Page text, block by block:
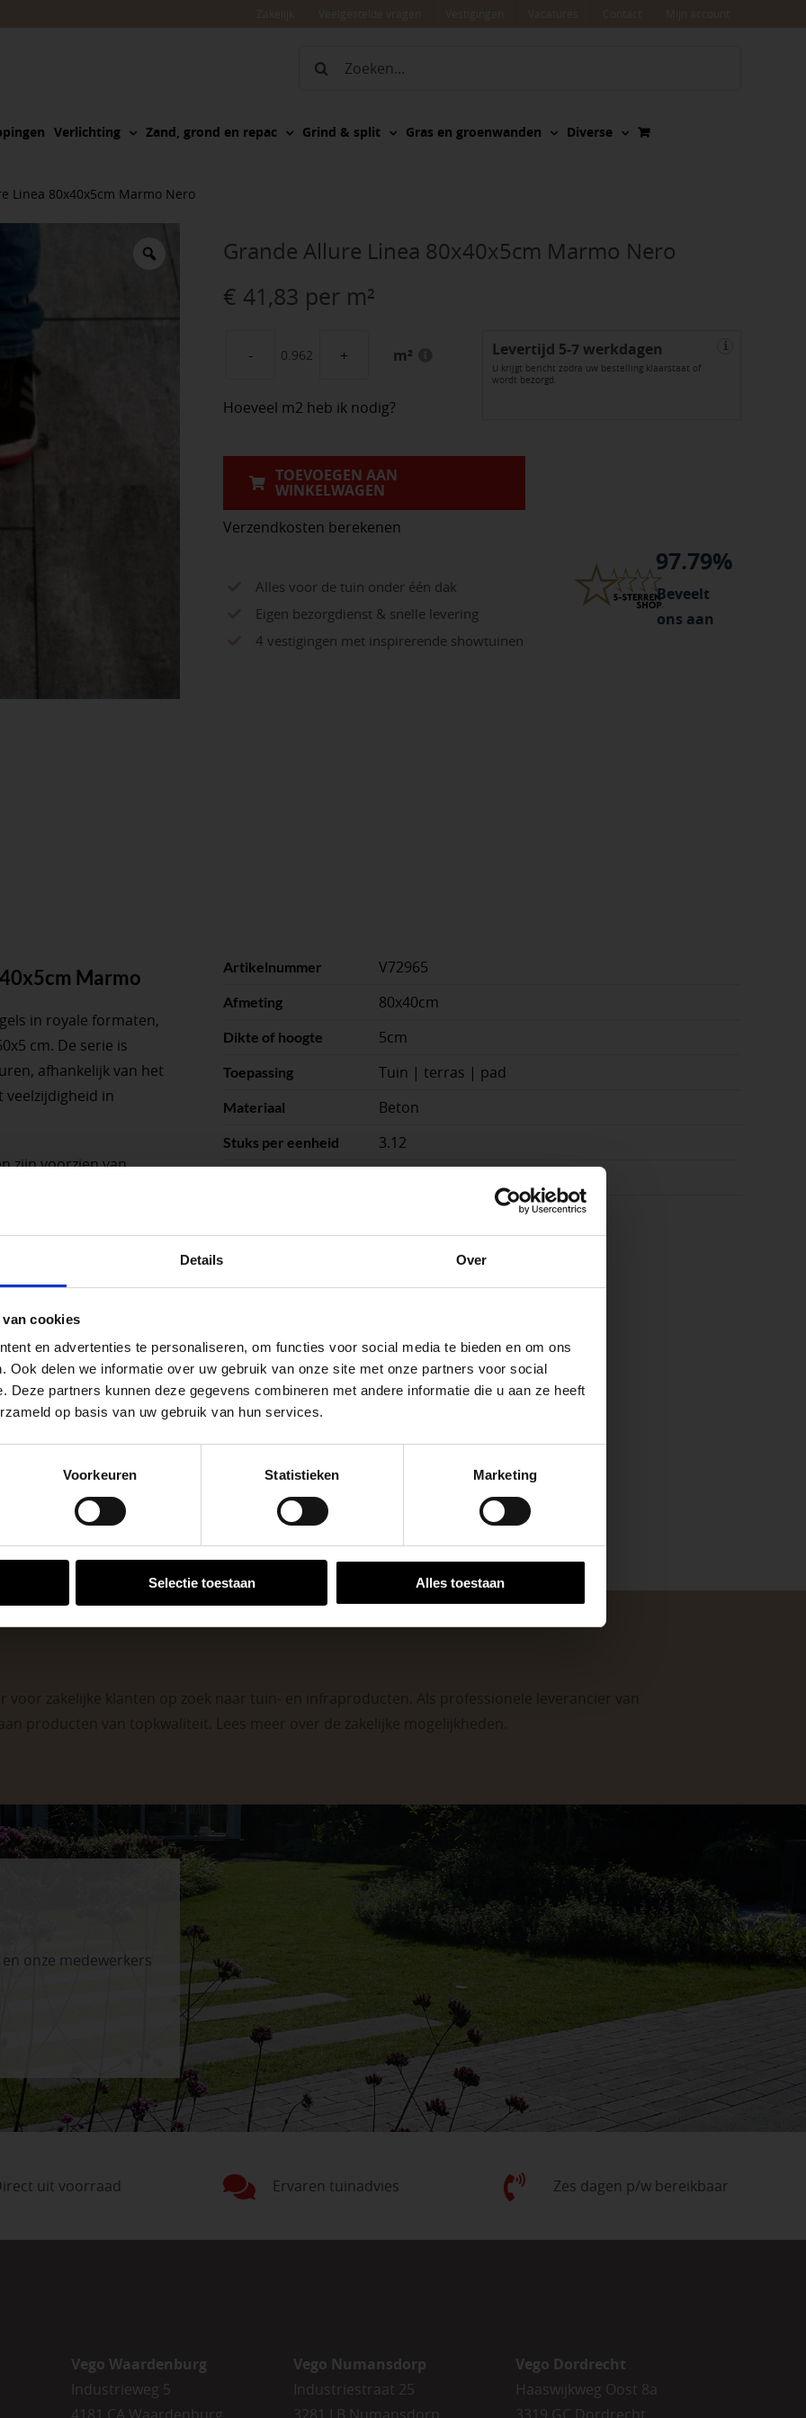
Details Over
cookies
en advertenties te personaliseren, om functies voor social media te bieden en om ons
Ook delen we informatie over uw gebruik van onze site met onze partners voor social
Deze partners kunnen deze gegevens combineren met andere informatie die u aan ze heeft
op basis van uw gebruik van hun services.
Voorkeuren Statistieken Marketing
Selectie toestaan Alles toestaan
Zoeken
Verlichting Zand, grond en repac Grind & split Gras en groenwanden Diverse
Linea 80x40x5cm Marmo Nero
Grande Allure Linea 80x40x5cm Marmo Nero
€ 41,83 per m²
Grande
Linea
Marmo
Nero
aantal
m² Levertijd 5-7 werkdagen
U krijgt bericht zodra uw bestelling klaarstaat of
wordt bezorgd.
i
Hoeveel m2 heb ik nodig?
TOEVOEGEN AAN
WINKELWAGEN
Verzendkosten berekenen
Alles voor de tuin onder één dak
Eigen bezorgdienst & snelle levering
4 vestigingen met inspirerende showtuinen
97.79%
Beveelt
ons aan
Marmo
in royale formaten,
cm. De serie is
afhankelijk van het
in
zijn voorzien van
toplaag. Hierdoor
te reinigen.
zijn de stenen water-
kleurvast.
zelfs voor
vuil en slijtage. Het
ruimtelijke
en een stijlvolle
Artikelnummer V72965
Afmeting 80x40cm
Dikte of hoogte 5cm
Toepassing Tuin | terras | pad
Materiaal Beton
Stuks per eenheid 3.12
zakelijke klanten op zoek naar tuin- en infraproducten. Als professionele leverancier van
producten van topkwaliteit. Lees meer over de zakelijke mogelijkheden
onze medewerkers
uit voorraad Ervaren tuinadvies Zes dagen p/w bereikbaar
Vego Waardenburg
Industrieweg 5
4181 CA Waardenburg
Vego Numansdorp
Industriestraat 25
3281 LB Numansdorp
Vego Dordrecht
Haaswijkweg Oost 8a
3319 GC Dordrecht
tijdens de vakantieperiode
vestigingspagina voor de actuele openingstijden.
Brug
en inspirerende showtuinen helpen we je graag bij iedere stap van jouw